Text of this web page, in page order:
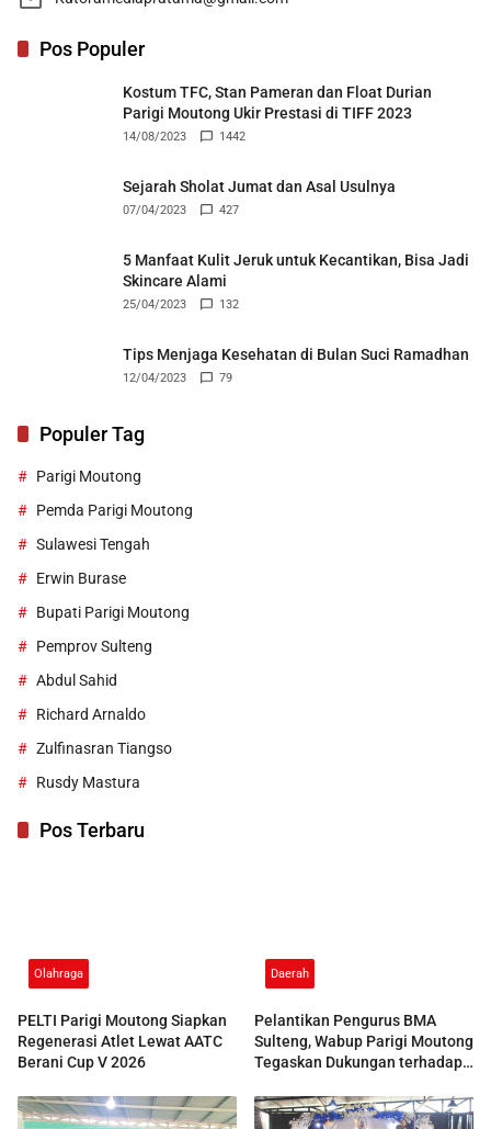
Pos Populer
Kostum TFC, Stan Pameran dan Float Durian
Parigi Moutong Ukir Prestasi di TIFF 2023
14/08/2023 1442
Sejarah Sholat Jumat dan Asal Usulnya
07/04/2023 427
5 Manfaat Kulit Jeruk untuk Kecantikan, Bisa Jadi
Skincare Alami
25/04/2023 132
Tips Menjaga Kesehatan di Bulan Suci Ramadhan
12/04/2023 79
Populer Tag
Parigi Moutong
Pemda Parigi Moutong
Sulawesi Tengah
Erwin Burase
Bupati Parigi Moutong
Pemprov Sulteng
Abdul Sahid
Richard Arnaldo
Zulfinasran Tiangso
Rusdy Mastura
Pos Terbaru
Olahraga
PELTI Parigi Moutong Siapkan
Regenerasi Atlet Lewat AATC
Berani Cup V 2026
Daerah
Pelantikan Pengurus BMA
Sulteng, Wabup Parigi Moutong
Tegaskan Dukungan terhadap